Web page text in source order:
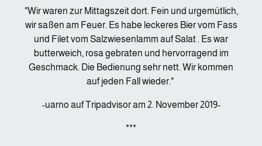
"Wir waren zur Mittagszeit dort. Fein und urgemütlich,
wir saßen am Feuer. Es habe leckeres Bier vom Fass
und Filet vom Salzwiesenlamm auf Salat . Es war
butterweich, rosa gebraten und hervorragend im
Geschmack. Die Bedienung sehr nett. Wir kommen
auf jeden Fall wieder."
-uarno auf Tripadvisor am 2. November 2019-
***